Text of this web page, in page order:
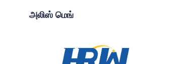
அலிஸ் மெங்